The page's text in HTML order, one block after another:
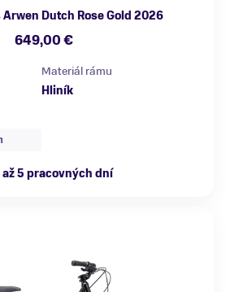
Dutch Rose Gold 2026
649,00 €
Materiál rámu
Hliník
5 pracovných dní